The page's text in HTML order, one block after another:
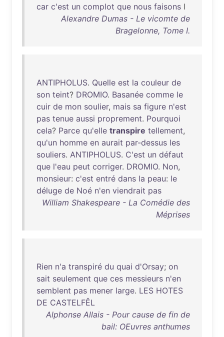
car c'est un complot que nous faisons l
Alexandre Dumas - Le vicomte de
Bragelonne, Tome I.
ANTIPHOLUS. Quelle est la couleur de
son teint? DROMIO. Basanée comme le
cuir de mon soulier, mais sa figure n'est
pas tenue aussi proprement. Pourquoi
cela? Parce qu'elle transpire tellement,
qu'un homme en aurait par-dessus les
souliers. ANTIPHOLUS. C'est un défaut
que l'eau peut corriger. DROMIO. Non,
monsieur: c'est entré dans la peau: le
déluge de Noé n'en viendrait pas
William Shakespeare - La Comédie des
Méprises
Rien n'a transpiré du quai d'Orsay; on
sait seulement que ces messieurs n'en
semblent pas mener large. LES HOTES
DE CASTELFÊL
Alphonse Allais - Pour cause de fin de
bail: OEuvres anthumes